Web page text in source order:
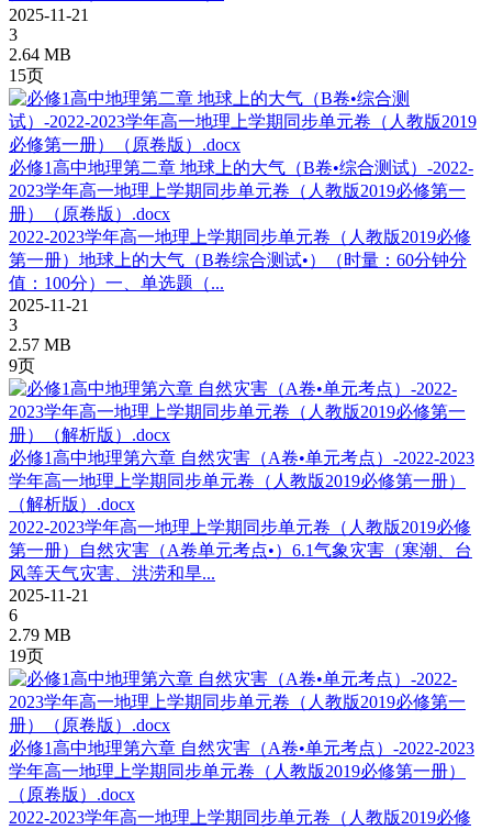
2025-11-21
3
2.64 MB
15页
必修1高中地理第二章 地球上的大气（B卷•综合测试）-2022-
2023学年高一地理上学期同步单元卷（人教版2019必修第一
册）（原卷版）.docx
2022-2023学年高一地理上学期同步单元卷（人教版2019必修
第一册）地球上的大气（B卷综合测试•）（时量：60分钟分
值：100分）一、单选题（...
2025-11-21
3
2.57 MB
9页
必修1高中地理第六章 自然灾害（A卷•单元考点）-2022-2023
学年高一地理上学期同步单元卷（人教版2019必修第一册）
（解析版）.docx
2022-2023学年高一地理上学期同步单元卷（人教版2019必修
第一册）自然灾害（A卷单元考点•）6.1气象灾害（寒潮、台
风等天气灾害、洪涝和旱...
2025-11-21
6
2.79 MB
19页
必修1高中地理第六章 自然灾害（A卷•单元考点）-2022-2023
学年高一地理上学期同步单元卷（人教版2019必修第一册）
（原卷版）.docx
2022-2023学年高一地理上学期同步单元卷（人教版2019必修